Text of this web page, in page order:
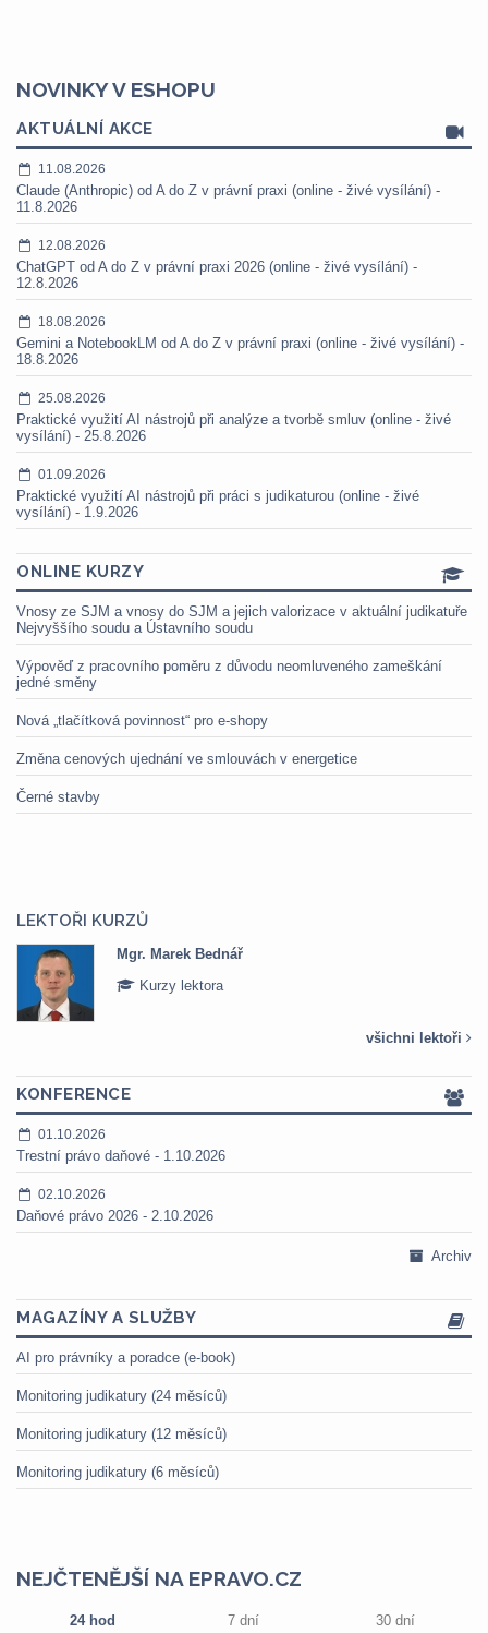
NOVINKY V ESHOPU
AKTUÁLNÍ AKCE
11.08.2026
Claude (Anthropic) od A do Z v právní praxi (online - živé vysílání) -
11.8.2026
12.08.2026
ChatGPT od A do Z v právní praxi 2026 (online - živé vysílání) -
12.8.2026
18.08.2026
Gemini a NotebookLM od A do Z v právní praxi (online - živé vysílání) -
18.8.2026
25.08.2026
Praktické využití AI nástrojů při analýze a tvorbě smluv (online - živé
vysílání) - 25.8.2026
01.09.2026
Praktické využití AI nástrojů při práci s judikaturou (online - živé
vysílání) - 1.9.2026
ONLINE KURZY
Vnosy ze SJM a vnosy do SJM a jejich valorizace v aktuální judikatuře
Nejvyššího soudu a Ústavního soudu
Výpověď z pracovního poměru z důvodu neomluveného zameškání
jedné směny
Nová „tlačítková povinnost“ pro e-shopy
Změna cenových ujednání ve smlouvách v energetice
Černé stavby
LEKTOŘI KURZŮ
Mgr. Marek Bednář
Kurzy lektora
všichni lektoři
KONFERENCE
01.10.2026
Trestní právo daňové - 1.10.2026
02.10.2026
Daňové právo 2026 - 2.10.2026
Archiv
MAGAZÍNY A SLUŽBY
AI pro právníky a poradce (e-book)
Monitoring judikatury (24 měsíců)
Monitoring judikatury (12 měsíců)
Monitoring judikatury (6 měsíců)
NEJČTENĚJŠÍ NA EPRAVO.CZ
24 hod 7 dní 30 dní